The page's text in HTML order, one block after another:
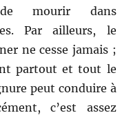
mourir dans
Par ailleurs, le
ne cesse jamais ;
partout et tout le
peut conduire à
c’est assez